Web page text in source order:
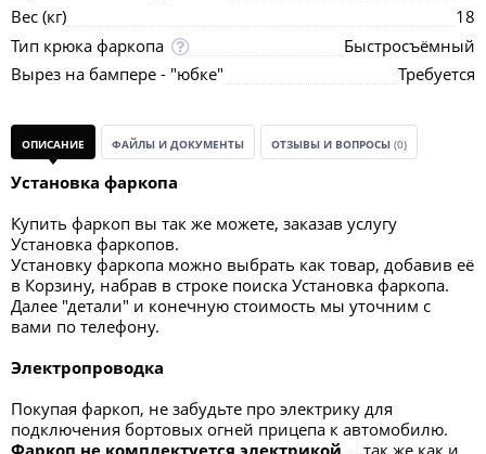
Вес (кг)
18
Тип крюка фаркопа
Быстросъёмный
Вырез на бампере - "юбке"
Требуется
ОПИСАНИЕ ФАЙЛЫ И ДОКУМЕНТЫ ОТЗЫВЫ И ВОПРОСЫ (0)
Установка фаркопа
Купить фаркоп вы так же можете, заказав услугу
Установка фаркопов.
Установку фаркопа можно выбрать как товар, добавив её
в Корзину, набрав в строке поиска Установка фаркопа.
Далее "детали" и конечную стоимость мы уточним с
вами по телефону.
Электропроводка
Покупая фаркоп, не забудьте про электрику для
подключения бортовых огней прицепа к автомобилю.
Фаркоп не комплектуется электрикой..., так же как и